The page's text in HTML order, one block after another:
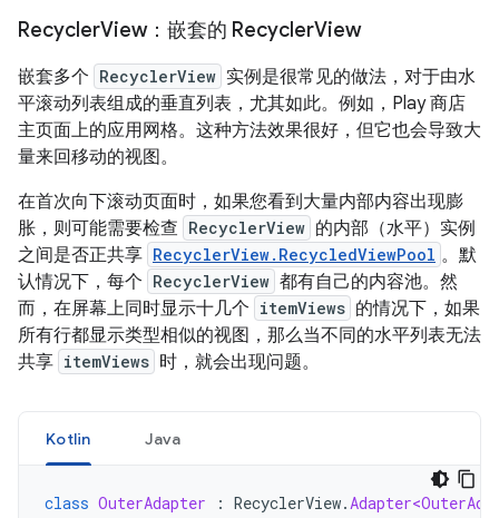
RecyclerView：嵌套的 RecyclerView
嵌套多个 RecyclerView 实例是很常见的做法，对于由水
平滚动列表组成的垂直列表，尤其如此。例如，Play 商店
主页面上的应用网格。这种方法效果很好，但它也会导致大
量来回移动的视图。
在首次向下滚动页面时，如果您看到大量内部内容出现膨
胀，则可能需要检查 RecyclerView 的内部（水平）实例
之间是否正共享 RecyclerView.RecycledViewPool 。默
认情况下，每个 RecyclerView 都有自己的内容池。然
而，在屏幕上同时显示十几个 itemViews 的情况下，如果
所有行都显示类型相似的视图，那么当不同的水平列表无法
共享 itemViews 时，就会出现问题。
Kotlin Java
class OuterAdapter : RecyclerView.